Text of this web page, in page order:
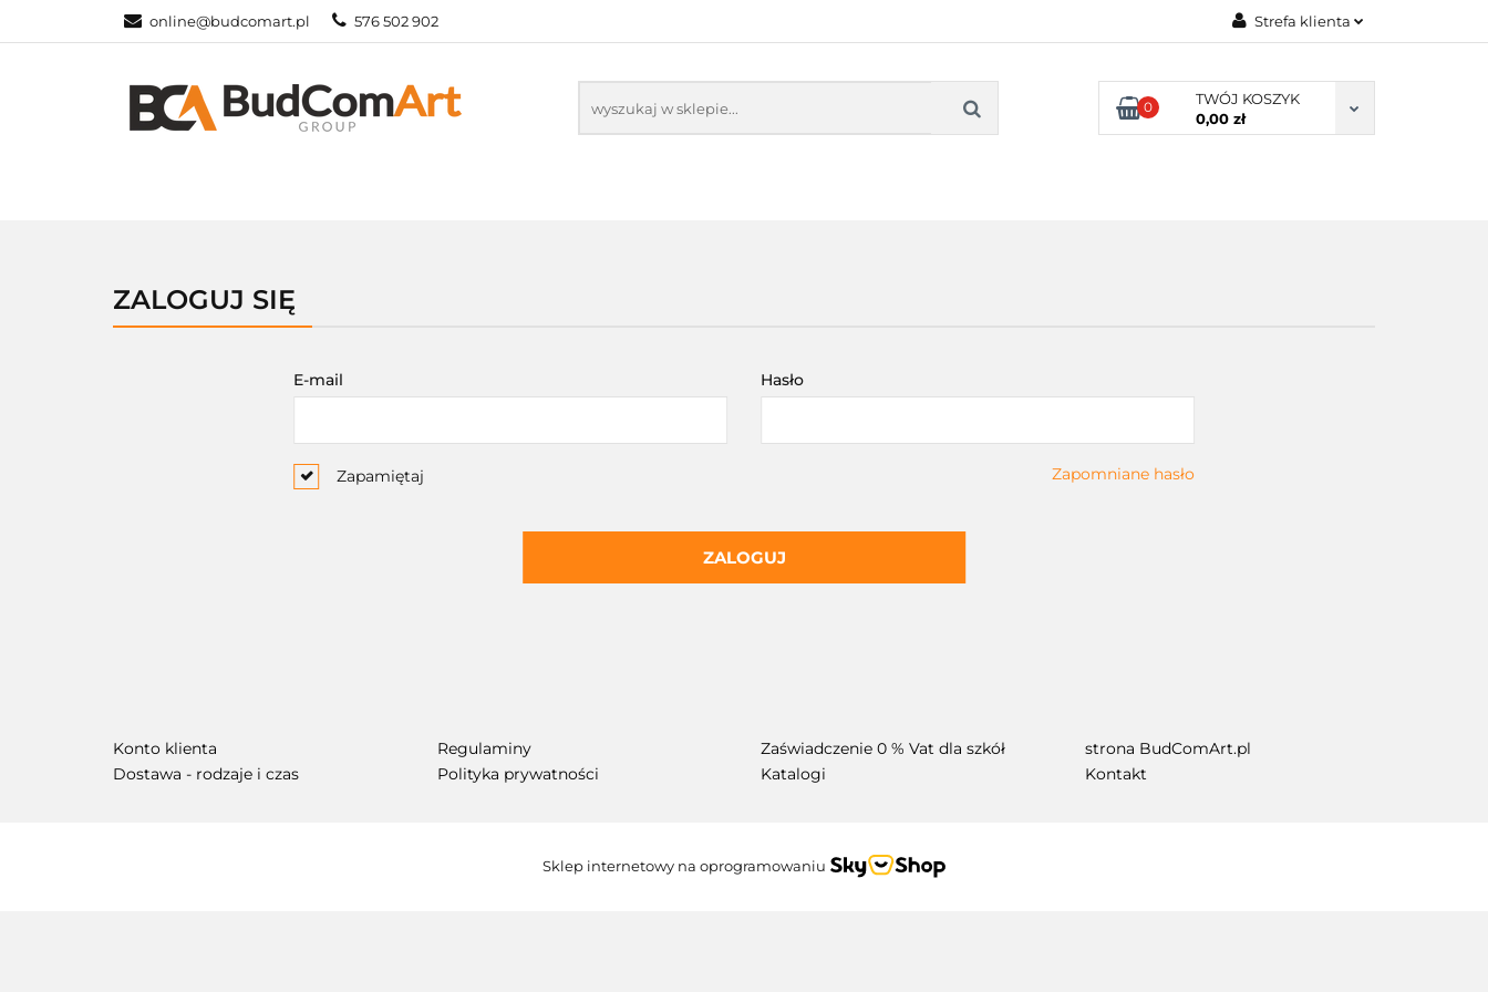
online@budcomart.pl 576 502 902 Strefa klienta
Załóż konto
Dodaj zgłoszenie
0
TWÓJ KOSZYK
0,00 zł
OFERTA
PRACOWNIE SZKOLNE SENSORYKA
ZALOGUJ SIĘ
E-mail Hasło
Zapamiętaj Zapomniane hasło
ZALOGUJ
Konto klienta
Dostawa - rodzaje i czas
Regulaminy
Polityka prywatności
Zaświadczenie 0 % Vat dla szkół
Katalogi
strona BudComArt.pl
Kontakt
Sklep internetowy na oprogramowaniu